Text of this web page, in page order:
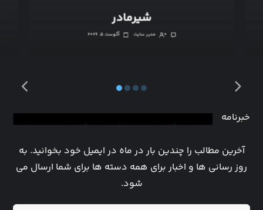
شیرمادر
آگوست ۵, ۲۰۲۶ مدیر سایت ۰
خبرنامه
آخرین مطالب را چندین بار در ماه در ایمیل خود بخوانید. به
روز رسانی ها و اخبار برای همه دسته ها برای شما ارسال می
شود.